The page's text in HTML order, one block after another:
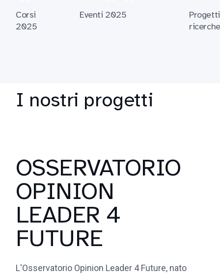
Corsi
2025
Eventi 2025
I nostri progetti
OSSERVATORIO
OPINION
LEADER 4
FUTURE
L'Osservatorio Opinion Leader 4 Future, nato